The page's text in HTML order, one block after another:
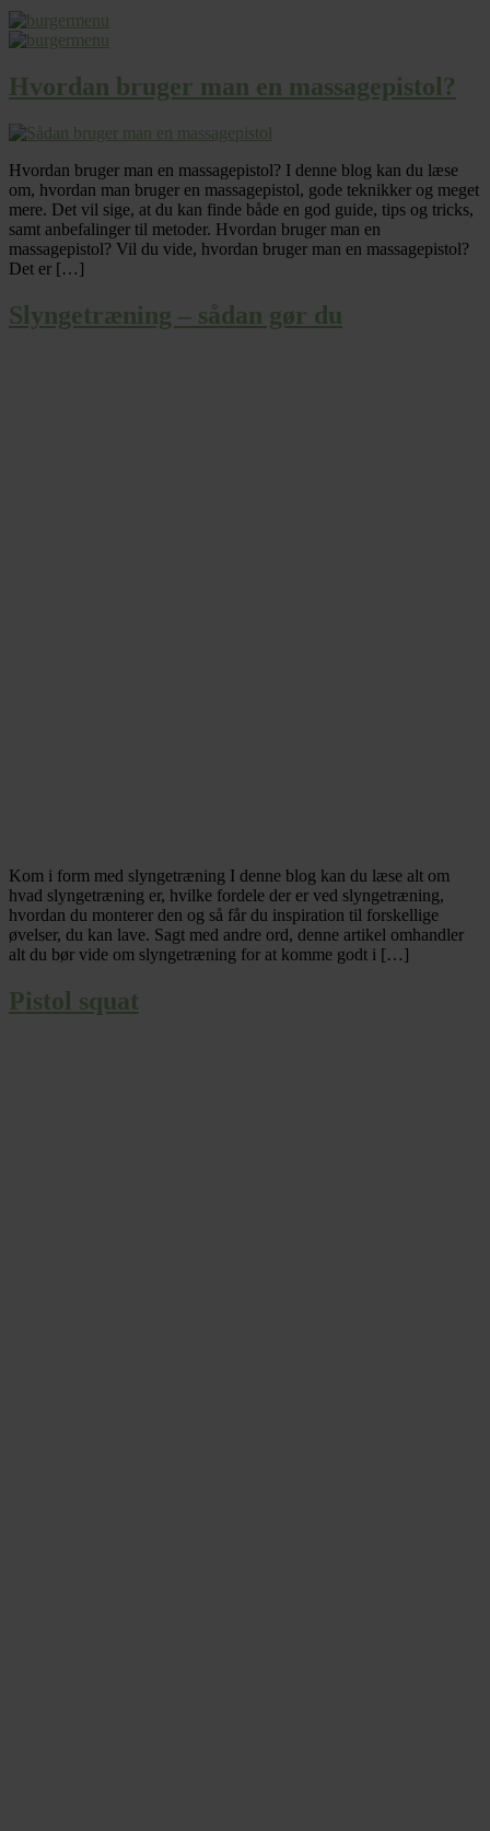
Hvordan bruger man en massagepistol?
Hvordan bruger man en massagepistol? I denne blog kan du læse
om, hvordan man bruger en massagepistol, gode teknikker og meget
mere. Det vil sige, at du kan finde både en god guide, tips og tricks,
samt anbefalinger til metoder. Hvordan bruger man en
massagepistol? Vil du vide, hvordan bruger man en massagepistol?
Det er […]
Slyngetræning – sådan gør du
Kom i form med slyngetræning I denne blog kan du læse alt om
hvad slyngetræning er, hvilke fordele der er ved slyngetræning,
hvordan du monterer den og så får du inspiration til forskellige
øvelser, du kan lave. Sagt med andre ord, denne artikel omhandler
alt du bør vide om slyngetræning for at komme godt i […]
Pistol squat